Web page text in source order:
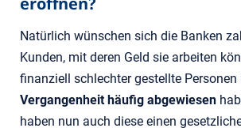
Natürlich wünschen sich die Banken
Kunden, mit deren Geld sie arbeiten
finanziell schlechter gestellte Personen
Vergangenheit häufig abgewiesen
haben nun auch diese einen